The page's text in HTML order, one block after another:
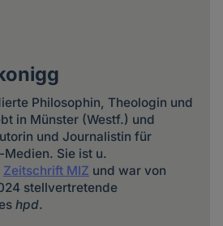
Philosophin, Theologin und
in Münster (Westf.) und
und Journalistin für
Sie ist u.
Zeitschrift MIZ und war von
stellvertretende
hpd.